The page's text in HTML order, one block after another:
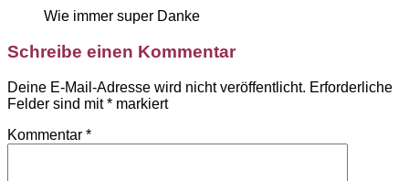
Wie immer super Danke
Schreibe einen Kommentar
Deine E-Mail-Adresse wird nicht veröffentlicht. Erforderliche
Felder sind mit* markiert
Kommentar *